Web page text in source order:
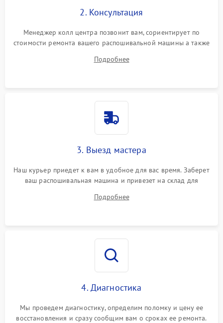
2. Консультация
Менеджер колл центра позвонит вам, сориентирует по
стоимости ремонта вашего распошивальной машины а также
Подробнее
3. Выезд мастера
Наш курьер приедет к вам в удобное для вас время. Заберет
ваш распошивальная машина и привезет на склад для
Подробнее
4. Диагностика
Мы проведем диагностику, определим поломку и цену ее
восстановления и сразу сообщим вам о сроках ее ремонта.